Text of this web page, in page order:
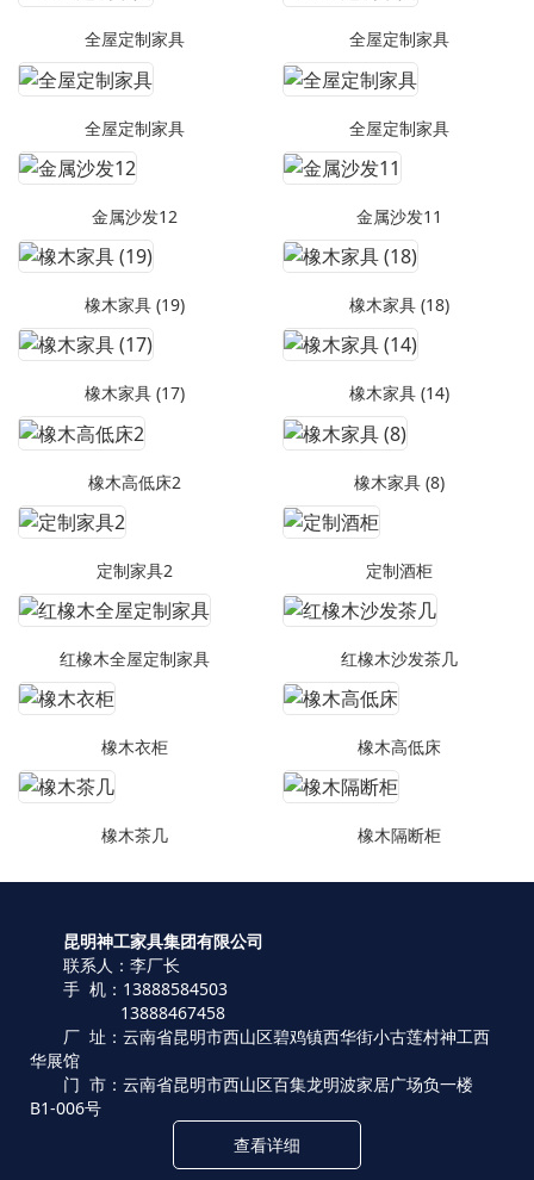
全屋定制家具 全屋定制家具
全屋定制家具 全屋定制家具
金属沙发12 金属沙发11
橡木家具 (19) 橡木家具 (18)
橡木家具 (17) 橡木家具 (14)
橡木高低床2 橡木家具 (8)
定制家具2 定制酒柜
红橡木全屋定制家具 红橡木沙发茶几
橡木衣柜 橡木高低床
橡木茶几 橡木隔断柜
昆明神工家具集团有限公司
联系人：李厂长
手 机：13888584503
13888467458
厂 址：云南省昆明市西山区碧鸡镇西华街小古莲村神工西
华展馆
门 市：云南省昆明市西山区百集龙明波家居广场负一楼
B1-006号
查看详细